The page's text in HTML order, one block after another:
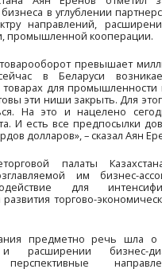
как
возможность
вопросы, «сверить
задач
– отметил
палаты. По его
основе
инвестиционного и
деловых связей,
найти пути
в процессе
сейчас для
возможностях,
бизнеса